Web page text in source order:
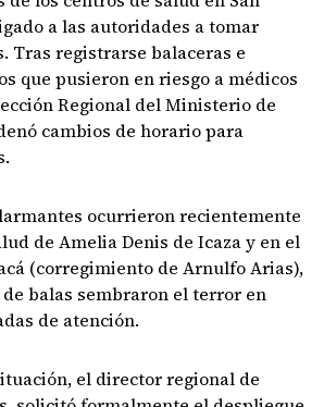
a las autoridades a tomar
Tras registrarse balaceras e
que pusieron en riesgo a médicos
Regional del Ministerio de
cambios de horario para
ocurrieron recientemente
de Amelia Denis de Icaza y en el
(corregimiento de Arnulfo Arias),
balas sembraron el terror en
de atención.
el director regional de